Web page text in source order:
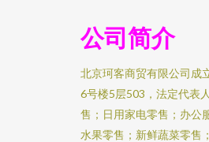
公司简介
北京珂客商贸有限公司成
6号楼5层503，法定代表
售；日用家电零售；办公
水果零售；新鲜蔬菜零售